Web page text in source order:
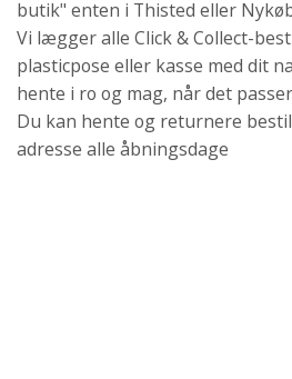
butik" enten i Thisted eller
Vi lægger alle Click & Collect-
plasticpose eller kasse med dit
hente i ro og mag, når det
Du kan hente og returnere
adresse alle åbningsdage